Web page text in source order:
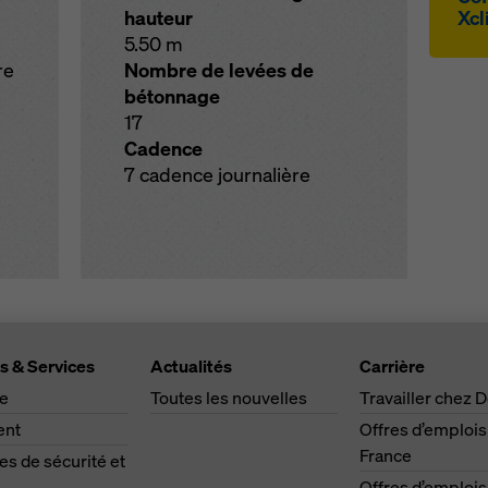
hauteur
5.50 m
Nombre de levées de
bétonnage
17
Cadence
7 cadence journalière
& Services
de sécurité et
Actualités
Toutes les nouvelles
Carrière
Travailler chez
Offres
France